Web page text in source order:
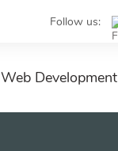
Follow us:
Web Development